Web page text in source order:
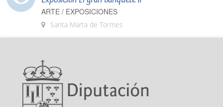
ARTE / EXPOSICIONES
Santa Marta de Tormes